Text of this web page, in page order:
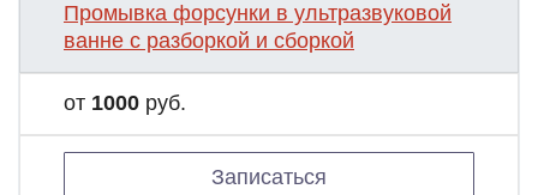
Промывка форсунки в ультразвуковой
ванне с разборкой и сборкой
от 1000 руб.
Записаться